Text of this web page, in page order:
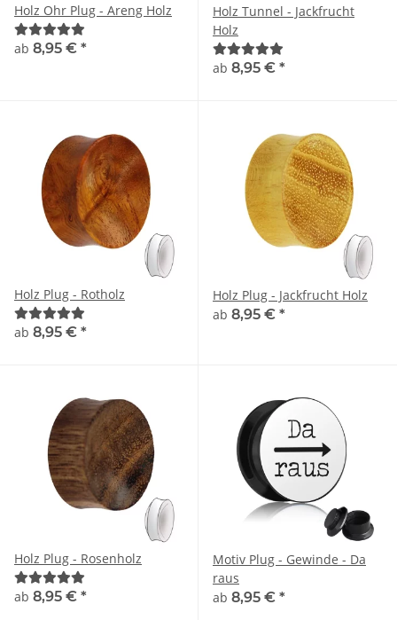
Holz Ohr Plug - Areng Holz
ab 8,95 € *
Holz Tunnel - Jackfrucht
Holz
ab 8,95 € *
Holz Plug - Rotholz
ab 8,95 € *
Holz Plug - Jackfrucht Holz
ab 8,95 € *
Holz Plug - Rosenholz
ab 8,95 € *
Motiv Plug - Gewinde - Da
raus
ab 8,95 € *